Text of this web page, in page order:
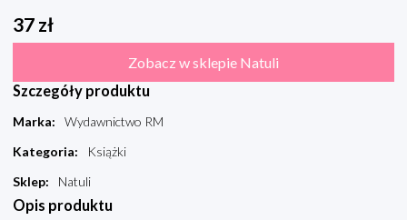
37 zł
Zobacz w sklepie Natuli
Szczegóły produktu
Marka:
Wydawnictwo RM
Kategoria:
Książki
Sklep: Natuli
Opis produktu